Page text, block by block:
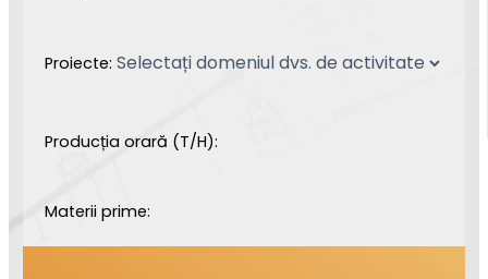
Proiecte:
Producția orară (T/H):
Materii prime: